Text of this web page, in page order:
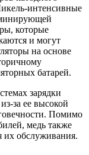
интенсивные
которые
и могут
на основе
батарей.
зарядки
за ее высокой
Помимо
медь также
их обслуживания.